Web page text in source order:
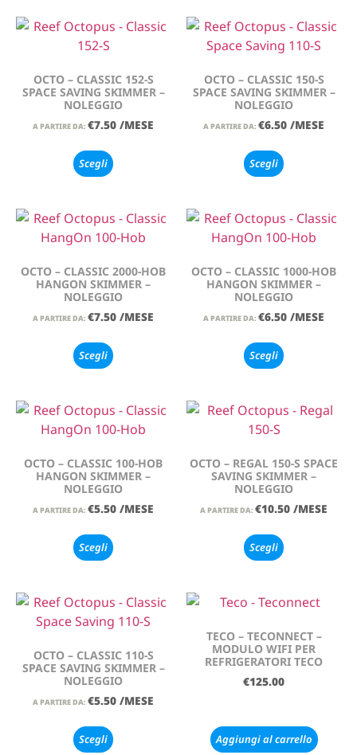
OCTO – CLASSIC 152-S
SPACE SAVING SKIMMER –
NOLEGGIO
A PARTIRE DA: €7.50 /MESE
Scegli
OCTO – CLASSIC 150-S
SPACE SAVING SKIMMER –
NOLEGGIO
A PARTIRE DA: €6.50 /MESE
Scegli
OCTO – CLASSIC 2000-HOB
HANGON SKIMMER –
NOLEGGIO
A PARTIRE DA: €7.50 /MESE
Scegli
OCTO – CLASSIC 1000-HOB
HANGON SKIMMER –
NOLEGGIO
A PARTIRE DA: €6.50 /MESE
Scegli
OCTO – CLASSIC 100-HOB
HANGON SKIMMER –
NOLEGGIO
A PARTIRE DA: €5.50 /MESE
Scegli
OCTO – REGAL 150-S SPACE
SAVING SKIMMER –
NOLEGGIO
A PARTIRE DA: €10.50 /MESE
Scegli
OCTO – CLASSIC 110-S
SPACE SAVING SKIMMER –
NOLEGGIO
A PARTIRE DA: €5.50 /MESE
Scegli
TECO – TECONNECT –
MODULO WIFI PER
REFRIGERATORI TECO
€125.00
Aggiungi al carrello